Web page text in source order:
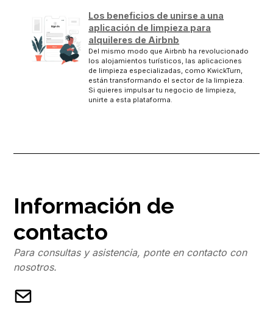
Los beneficios de unirse a una
aplicación de limpieza para
alquileres de Airbnb
Del mismo modo que Airbnb ha revolucionado
los alojamientos turísticos, las aplicaciones
de limpieza especializadas, como KwickTurn,
están transformando el sector de la limpieza.
Si quieres impulsar tu negocio de limpieza,
unirte a esta plataforma.
Información de
contacto
Para consultas y asistencia, ponte en contacto con
nosotros.